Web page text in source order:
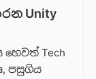
Unity
හෙවත් Tech
පසුගිය